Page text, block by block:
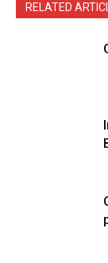
RELATED